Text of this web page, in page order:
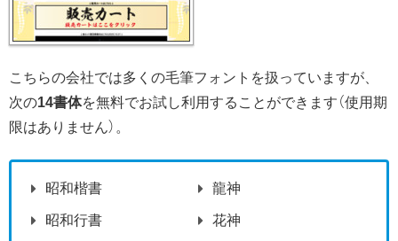
こちらの会社では多くの毛筆フォントを扱っていますが、
次の14書体を無料でお試し利用することができます（使用期
限はありません）。
昭和楷書
昭和行書
龍神
花神